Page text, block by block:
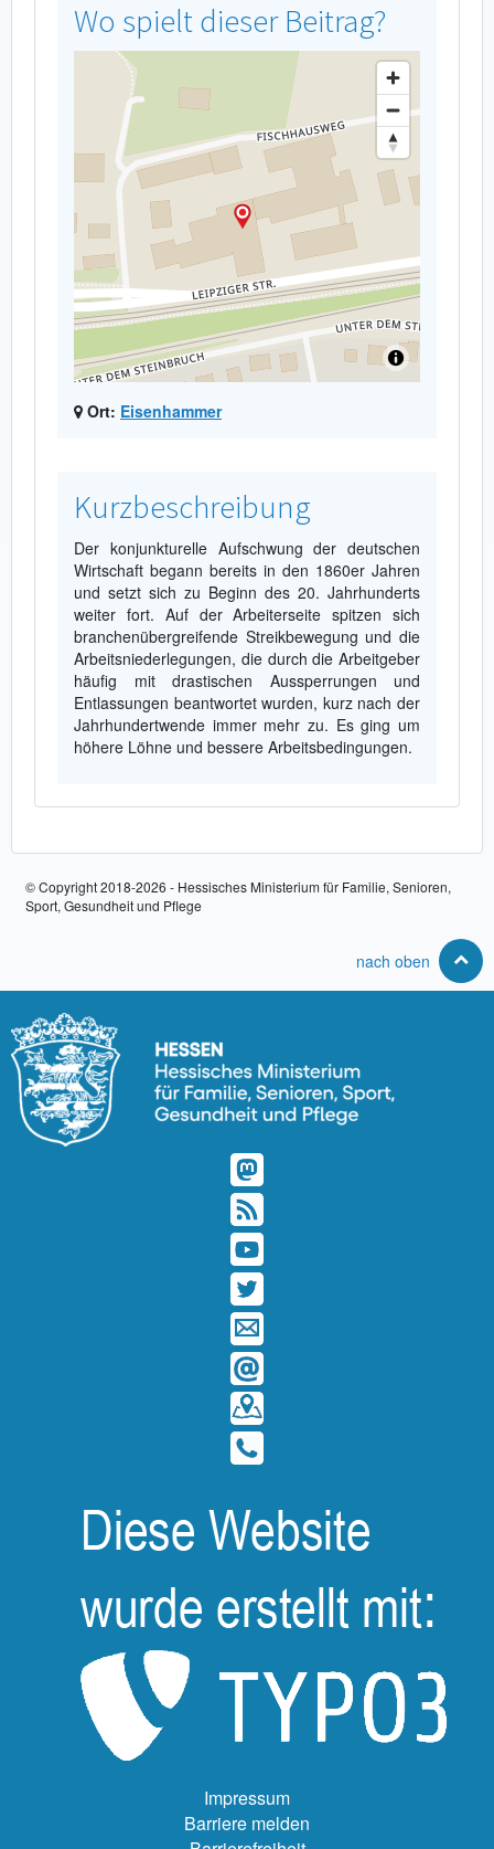
Wo spielt dieser Beitrag?
Ort: Eisenhammer
Kurzbeschreibung
Der konjunkturelle Aufschwung der deutschen
Wirtschaft begann bereits in den 1860er Jahren
und setzt sich zu Beginn des 20. Jahrhunderts
weiter fort. Auf der Arbeiterseite spitzen sich
branchenübergreifende Streikbewegung und die
Arbeitsniederlegungen, die durch die Arbeitgeber
häufig mit drastischen Aussperrungen und
Entlassungen beantwortet wurden, kurz nach der
Jahrhundertwende immer mehr zu. Es ging um
höhere Löhne und bessere Arbeitsbedingungen.
© Copyright 2018-2026 - Hessisches Ministerium für Familie, Senioren,
Sport, Gesundheit und Pflege
nach oben
Impressum
Barriere melden